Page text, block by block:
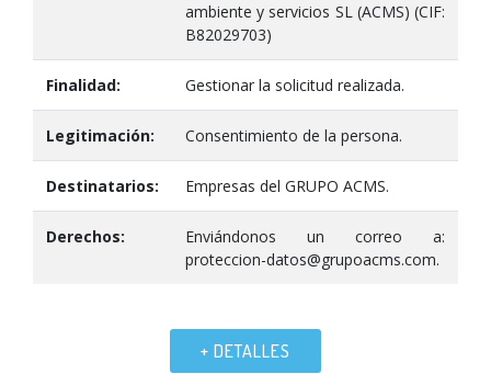
ambiente y servicios SL (ACMS) (CIF:
B82029703)
Finalidad: Gestionar la solicitud realizada.
Legitimación: Consentimiento de la persona.
Destinatarios: Empresas del GRUPO ACMS.
Derechos:
Enviándonos un correo a:
proteccion-datos@grupoacms.com.
+ DETALLES